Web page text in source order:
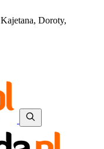
Kajetana, Doroty,